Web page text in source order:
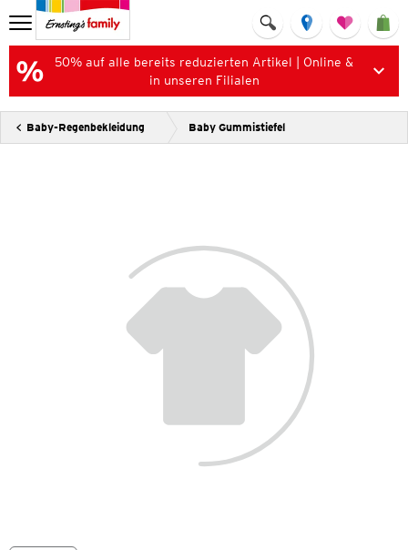
50% auf alle bereits reduzierten Artikel | Online &
in unseren Filialen
Baby-Regenbekleidung Baby Gummistiefel